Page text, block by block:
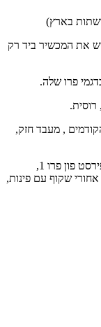
ביד רק
שלה.
, מעבד חזק,
שקוף עם פינות,